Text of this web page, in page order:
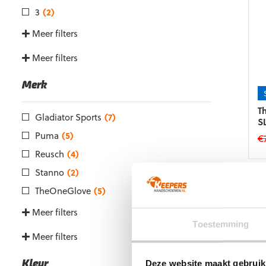
Toestemming
Deze website maakt
3 (2)
Meer filters
Meer filters
Merk
Gladiator Sports (7)
Puma (5)
Reusch (4)
Stanno (2)
TheOneGlove (5)
Meer filters
Meer filters
€